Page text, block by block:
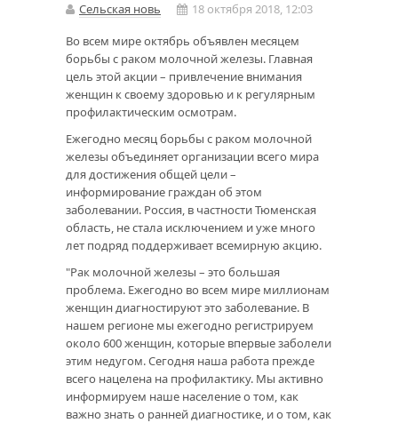
Сельская новь
18 октября 2018, 12:03
Во всем мире октябрь объявлен месяцем
борьбы с раком молочной железы. Главная
цель этой акции – привлечение внимания
женщин к своему здоровью и к регулярным
профилактическим осмотрам.
Ежегодно месяц борьбы с раком молочной
железы объединяет организации всего мира
для достижения общей цели –
информирование граждан об этом
заболевании. Россия, в частности Тюменская
область, не стала исключением и уже много
лет подряд поддерживает всемирную акцию.
"Рак молочной железы – это большая
проблема. Ежегодно во всем мире миллионам
женщин диагностируют это заболевание. В
нашем регионе мы ежегодно регистрируем
около 600 женщин, которые впервые заболели
этим недугом. Сегодня наша работа прежде
всего нацелена на профилактику. Мы активно
информируем наше население о том, как
важно знать о ранней диагностике, и о том, как